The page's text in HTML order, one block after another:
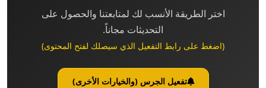
اختر الطريقة الأنسب لك لمتابعتنا والحصول على
التحديثات مجاناً.
(اضغط على رابط التفعيل الذي سيصلك لفتح المحتوى)
تفعيل الجرس (والخيارات الأخرى)